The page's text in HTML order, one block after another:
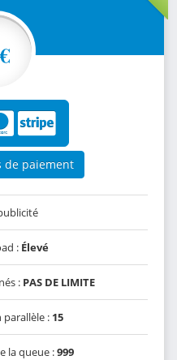
de paiement
: Élevé
: PAS DE LIMITE
: 15
la queue :999